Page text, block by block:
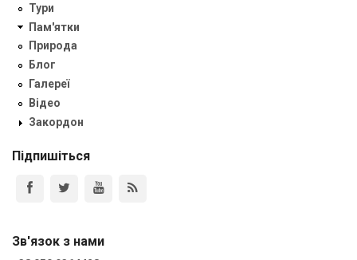
Тури
Пам'ятки
Природа
Блог
Галереї
Відео
Закордон
Підпишіться
Зв'язок з нами